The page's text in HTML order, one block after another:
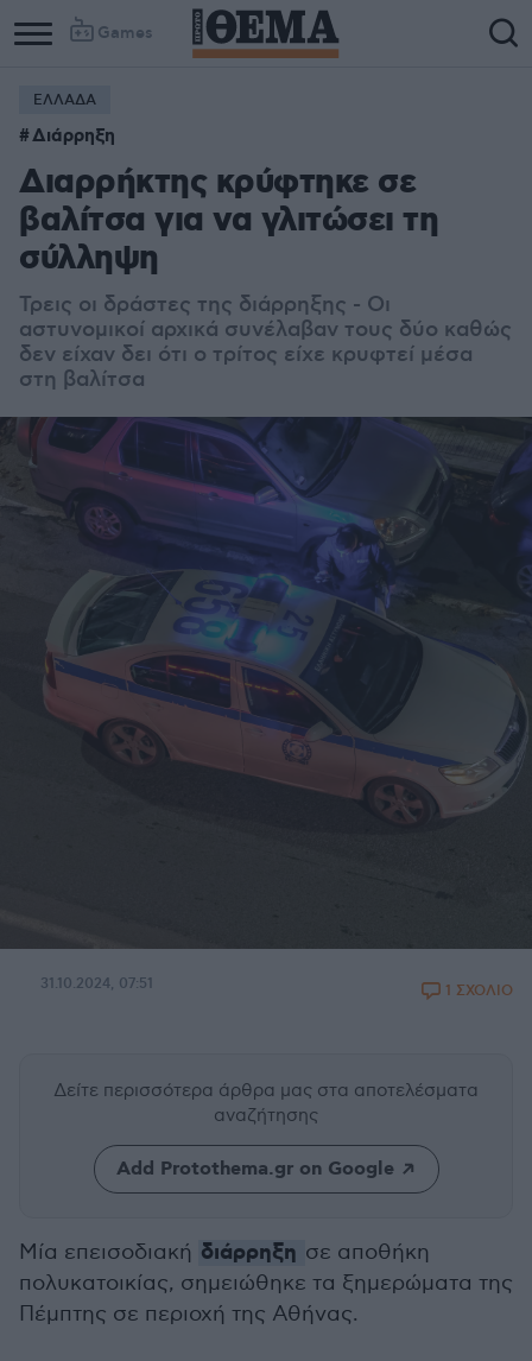
Games
ΕΛΛΑΔΑ
Διάρρηξη
Διαρρήκτης κρύφτηκε σε
βαλίτσα για να γλιτώσει τη
σύλληψη
Τρεις οι δράστες της διάρρηξης - Οι
αστυνομικοί αρχικά συνέλαβαν τους δύο καθώς
δεν είχαν δει ότι ο τρίτος είχε κρυφτεί μέσα
στη βαλίτσα
31.10.2024, 07:51 1 ΣΧΟΛΙΟ
Δείτε περισσότερα άρθρα μας στα αποτελέσματα
αναζήτησης
Add Protothema.gr on Google
Μία επεισοδιακή διάρρηξη σε αποθήκη
πολυκατοικίας, σημειώθηκε τα ξημερώματα της
Πέμπτης σε περιοχή της Αθήνας.